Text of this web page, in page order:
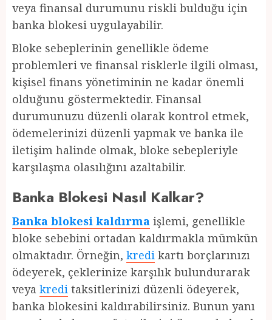
veya finansal durumunu riskli bulduğu için
banka blokesi uygulayabilir.
Bloke sebeplerinin genellikle ödeme
problemleri ve finansal risklerle ilgili olması,
kişisel finans yönetiminin ne kadar önemli
olduğunu göstermektedir. Finansal
durumunuzu düzenli olarak kontrol etmek,
ödemelerinizi düzenli yapmak ve banka ile
iletişim halinde olmak, bloke sebepleriyle
karşılaşma olasılığını azaltabilir.
Banka Blokesi Nasıl Kalkar?
Banka blokesi kaldırma işlemi, genellikle
bloke sebebini ortadan kaldırmakla mümkün
olmaktadır. Örneğin, kredi kartı borçlarınızı
ödeyerek, çeklerinize karşılık bulundurarak
veya kredi taksitlerinizi düzenli ödeyerek,
banka blokesini kaldırabilirsiniz. Bunun yanı